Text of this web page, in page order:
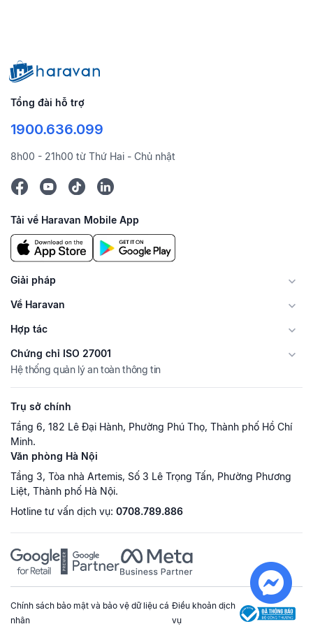
Tổng đài hỗ trợ
1900.636.099
8h00 - 21h00 từ Thứ Hai - Chủ nhật
Tải về Haravan Mobile App
Giải pháp
Về Haravan
Hợp tác
Chứng chỉ ISO 27001
Hệ thống quản lý an toàn thông tin
Trụ sở chính
Tầng 6, 182 Lê Đại Hành, Phường Phú Thọ, Thành phố Hồ Chí
Minh.
Văn phòng Hà Nội
Tầng 3, Tòa nhà Artemis, Số 3 Lê Trọng Tấn, Phường Phương
Liệt, Thành phố Hà Nội.
Hotline tư vấn dịch vụ: 0708.789.886
Chính sách bảo mật và bảo vệ dữ liệu cá
nhân
Điều khoản dịch
vụ